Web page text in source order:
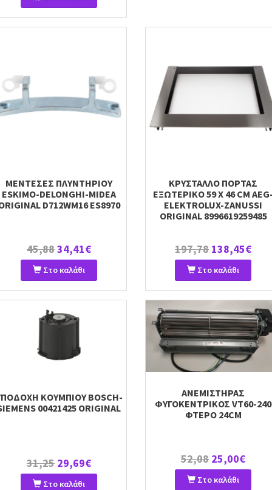
ΜΕΝΤΕΣΕΣ ΠΛΥΝΤΗΡΙΟΥ
ESKIMO-DELONGHI-MIDEA
D712WM16 ES8970
45,8834,41€
Στο καλάθι
ΚΡΥΣΤΑΛΛΟ ΠΟΡΤΑΣ
ΕΞΩΤΕΡΙΚΟ 59 X 46 CM
ELEKTROLUX-ZANUSSI
ORIGINAL 8996619259485
197,78 138,45€
Στο καλάθι
ΚΟΥΜΠΙΟΥ BOSCH-
00421425 ORIGINAL
31,25 29,69€
Στο καλάθι
ΑΝΕΜΙΣΤΗΡΑΣ
ΦΥΓΟΚΕΝΤΡΙΚΟΣ VT60-240
ΦΤΕΡΟ 24CM
52,08 25,00€
Στο καλάθι